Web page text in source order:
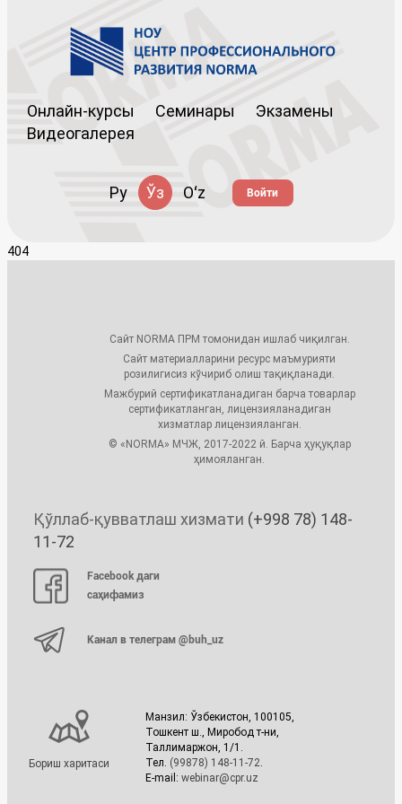
Онлайн-курсы Семинары
Экзамены
Видеогалерея
Ру Ўз Oʻz Войти
404
Сайт NORMA ПРМ томонидан ишлаб чиқилган.
Сайт материалларини ресурс маъмурияти
розилигисиз кўчириб олиш тақиқланади.
Мажбурий сертификатланадиган барча товарлар
сертификатланган, лицензияланадиган
хизматлар лицензияланган.
© «NORMA» МЧЖ, 2017-2022 й. Барча ҳуқуқлар
ҳимояланган.
Қўллаб-қувватлаш хизмати (+998 78) 148-
11-72
Facebook даги
саҳифамиз
Канал в телеграм @buh_uz
Бориш харитаси
Манзил: Ўзбекистон, 100105,
Тошкент ш., Миробод т-ни,
Таллимаржон, 1/1.
Тел. (99878) 148-11-72
E-mail: webinar@cpr.uz